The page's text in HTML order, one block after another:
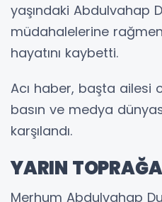
yaşındaki Abdulvahap
müdahalelerine
hayatını kaybetti.
Acı haber, başta ailesi
basın ve medya
karşılandı.
YARIN
Merhum Abdulvahap